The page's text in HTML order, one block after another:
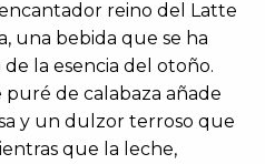
reino del Latte
una bebida que se ha
la esencia del otoño.
puré de calabaza añade
y un dulzor terroso que
que la leche,